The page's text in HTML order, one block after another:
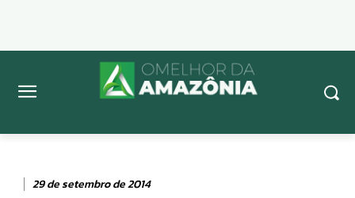
29 de setembro de 2014